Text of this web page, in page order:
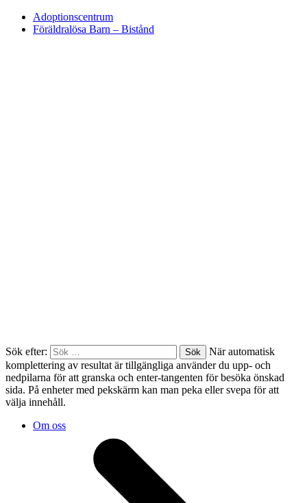
Adoptionscentrum
Föräldralösa Barn – Bistånd
Sök efter:
När automatisk
komplettering av resultat är tillgängliga använder du upp- och
nedpilarna för att granska och enter-tangenten för besöka önskad
sida. På enheter med pekskärm kan man peka eller svepa för att
välja innehåll.
Om oss